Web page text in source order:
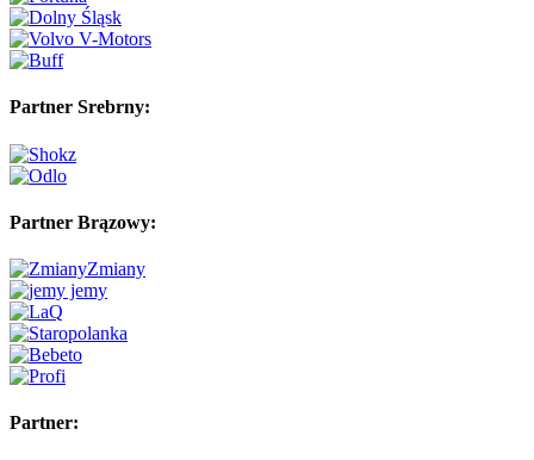
Partner Srebrny:
Partner Brązowy:
Partner: